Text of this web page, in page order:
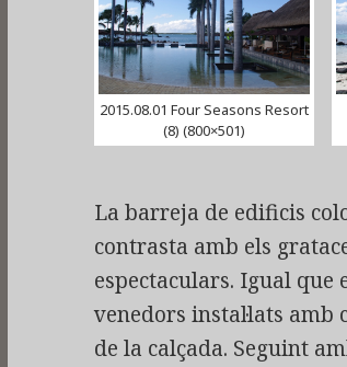
2015.08.01 Four Seasons Resort
(8) (800×501)
La barreja de edificis
contrasta amb els
espectaculars. Igual
venedors instal·lats
de la calçada. Seguint